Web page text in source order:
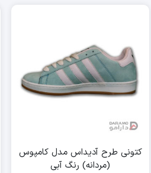
کتونی طرح آدیداس مدل کامپوس
(مردانه) رنگ آبی